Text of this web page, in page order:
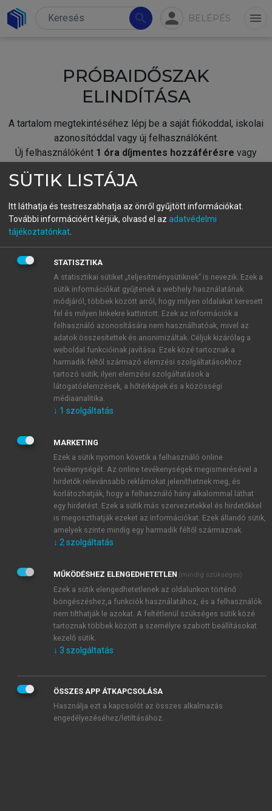
search person BELÉPÉS menu
PRÓBAIDŐSZAK
ELINDÍTÁSA
A tartalom megtekintéséhez lépj be a saját fiókoddal, iskolai
azonosítóddal vagy új felhasználóként.
Új felhasználóként 1 óra díjmentes hozzáférésre vagy
fiókoddal,vagy hozz létre új fiókot.
A regisztráció után apróbaidőszakautomatikusan
BELÉPÉS SAJÁT FIÓKKAL
ÚJ FIÓK LÉTREHOZÁSA
1 óra díjmentes hozzáférés
E-MAIL-CÍM
JELSZÓ
JELSZÓ ÚJRA
Kérek értesítést a MeRSZ újdonságairól, akcióiról.
Kérek értesítést az Akadémiai Kiadó Zrt. újdonságairól,
Adatkezelési tájékoztatóbanfoglaltakat tudomásul
veszem és elfogadom.
Általános vásárlási feltételeket, valamint a szotar.netés a
mersz.huoldalak licencszerződéseiben foglaltakat
tudomásul veszem és elfogadom.
KIPRÓBÁLOM
SÜTIK LISTÁJA
Itt láthatja és testreszabhatja az önről gyűjtött információkat.
További információért kérjük, olvasd el az adatvédelmi
tájékoztatónkat
STATISZTIKA
A statisztikai sütiket „teljesítménysütiknek” is nevezik. Ezek a
sütik információkat gyűjtenek a webhely használatának
módjáról, többek között arról, hogy milyen oldalakat keresett
fel és milyen linkekre kattintott. Ezek az információk a
felhasználó azonosítására nem használhatóak, mivel az
adatok összesítettek és anonimizáltak. Céljuk kizárólag a
weboldal funkcióinak javítása. Ezek közé tartoznak a
harmadik féltől származó elemzési szolgáltatásokhoz
tartozó sütik; ilyen elemzési szolgáltatások a
látogatóelemzések, a hőtérképek és a közösségi
médiaanalitika.
↓ 1 szolgáltatás
MARKETING
Ezek a sütik nyomon követik a felhasználó online
tevékenységét. Az online tevékenységek megismerésével a
hirdetők relevánsabb reklámokat jeleníthetnek meg, és
korlátozhatják, hogy a felhasználó hány alkalommal láthat
egy hirdetést. Ezek a sütik más szervezetekkel és hirdetőkkel
is megoszthatják ezeket az információkat. Ezek állandó sütik,
amelyek szinte mindig egy harmadik féltől származnak.
↓ 2 szolgáltatás
MŰKÖDÉSHEZ ELENGEDHETETLEN (mindig szükséges)
Ezek a sütik elengedhetetlenek az oldalunkon történő
böngészéshez,a funkciók használatához, és a felhasználók
nem tilthatják le azokat. A feltétlenül szükséges sütik közé
tartoznak többek között a személyre szabott beállításokat
kezelő sütik.
↓ 3 szolgáltatás
ÖSSZES APP ÁTKAPCSOLÁSA
Használja ezt a kapcsolót az összes alkalmazás
engedélyezéséhez/letiltásához.